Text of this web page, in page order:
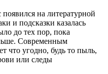
на литературной
и подсказки казалась
до тех пор, пока
Современным
что угодно, будь то пыль,
или следы